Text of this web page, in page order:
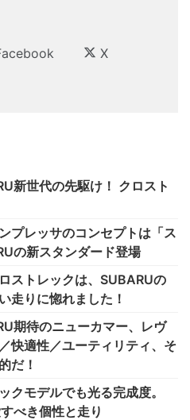
X
新世代の先駆け！ クロスト
プレッサのコンセプトは「ス
の新スタンダード登場
ストレックは、SUBARUの
走りに惚れました！
期待のニューカマー、レヴ
快適性／ユーティリティ、そ
だ！
クモデルでも光る完成度。
べき個性と走り